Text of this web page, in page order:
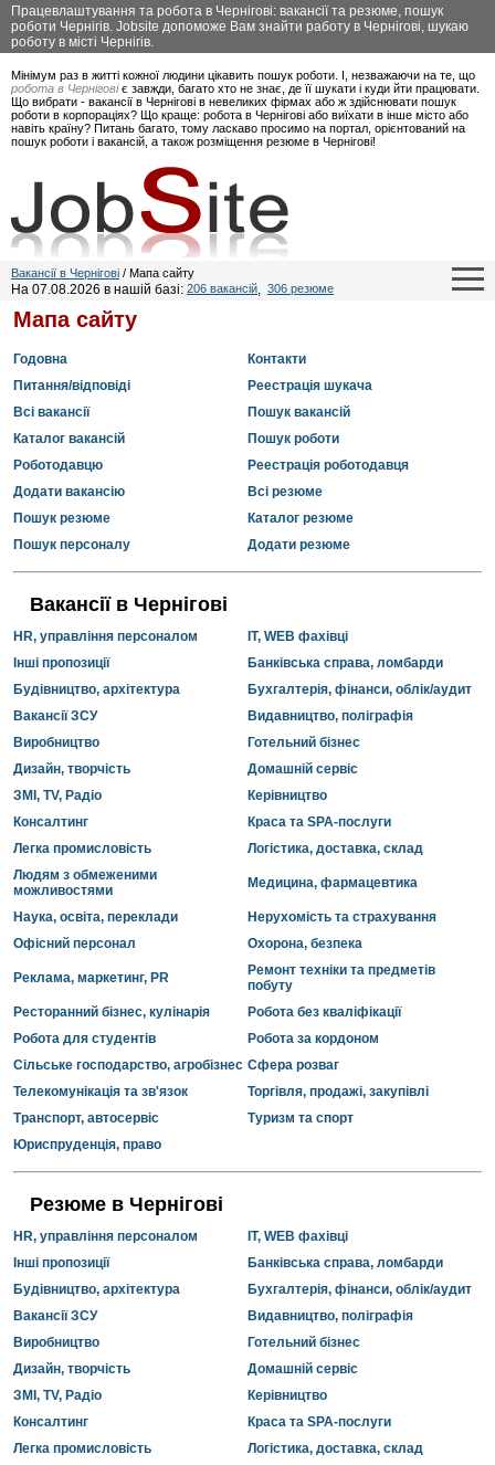
Працевлаштування та робота в Чернігові: вакансії та резюме, пошук
роботи Чернігів. Jobsite допоможе Вам знайти работу в Чернігові, шукаю
роботу в місті Чернігів.
Мінімум раз в житті кожної людини цікавить пошук роботи. І, незважаючи на те, що
робота в Черніговіє завжди, багато хто не знає, де її шукати і куди йти працювати.
Що вибрати - вакансії в Чернігові в невеликих фірмах або ж здійснювати пошук
роботи в корпораціях? Що краще: робота в Чернігові або виїхати в інше місто або
навіть країну? Питань багато, тому ласкаво просимо на портал, орієнтований на
пошук роботи і вакансій, а також розміщення резюме в Чернігові!
Вакансії в Чернігові / Мапа сайту
На 07.08.2026 в нашій базі: 206 вакансій, 306 резюме
Мапа сайту
Годовна
Контакти
Питання/відповіді
Реестрація шукача
Всі вакансії
Пошук вакансій
Каталог вакансій
Пошук роботи
Роботодавцю
Реестрація роботодавця
Додати вакансію
Всі резюме
Пошук резюме
Каталог резюме
Пошук персоналу
Додати резюме
Вакансії в Чернігові
HR, управління персоналом
IT, WEB фахівці
Інші пропозиції
Банківська справа, ломбарди
Будівництво, архітектура
Бухгалтерія, фінанси, облік/аудит
Вакансії ЗСУ
Видавництво, поліграфія
Виробництво
Готельний бізнес
Дизайн, творчість
Домашній сервіс
ЗМІ, TV, Радіо
Керівництво
Консалтинг
Краса та SPA-послуги
Легка промисловість
Логістика, доставка, склад
Людям з обмеженими
можливостями
Медицина, фармацевтика
Наука, освіта, переклади
Нерухомість та страхування
Офісний персонал
Охорона, безпека
Реклама, маркетинг, PR
Ремонт техніки та предметів
побуту
Ресторанний бізнес, кулінарія
Робота без кваліфікації
Робота для студентів
Робота за кордоном
Сільське господарство, агробізнес Сфера розваг
Телекомунікація та зв'язок
Торгівля, продажі, закупівлі
Транспорт, автосервіс
Туризм та спорт
Юриспруденція, право
Резюме в Чернігові
HR, управління персоналом
IT, WEB фахівці
Інші пропозиції
Банківська справа, ломбарди
Будівництво, архітектура
Бухгалтерія, фінанси, облік/аудит
Вакансії ЗСУ
Видавництво, поліграфія
Виробництво
Готельний бізнес
Дизайн, творчість
Домашній сервіс
ЗМІ, TV, Радіо
Керівництво
Консалтинг
Краса та SPA-послуги
Легка промисловість
Логістика, доставка, склад